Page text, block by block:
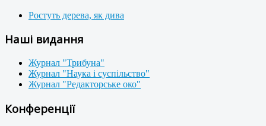
Ростуть дерева, як дива
Наші видання
Журнал "Трибуна"
Журнал "Наука і суспільство"
Журнал "Редакторське око"
Конференції